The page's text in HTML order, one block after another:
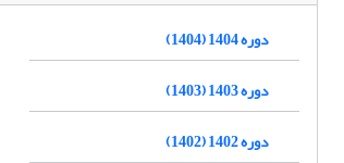
دوره 1404 (1404)
دوره 1403 (1403)
دوره 1402 (1402)